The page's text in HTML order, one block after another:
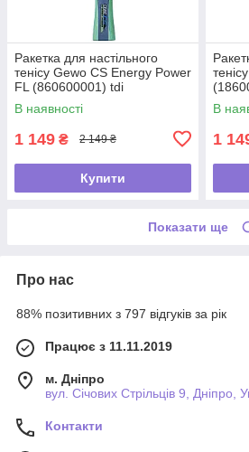
Ракетка для настільного
тенісу Gewo CS Energy Power
FL (860600001) tdi
В наявності
1 149 ₴ 2 149 ₴
Купити
В
1
Показати ще
Про нас
88% позитивних з 797 відгуків за рік
Працює з 11.11.2019
м. Дніпро
вул. Січових Стрільців 9, Дніпро,
Контакти